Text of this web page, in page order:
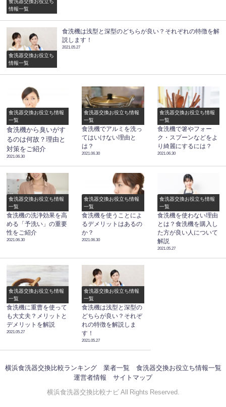
情報一覧
食洗器交換お役立ち
情報一覧
食洗機は浅型と深型のどちらが良い？それぞれの特徴を解
説します！
2021.05.27
食洗器交換お役立ち情報
一覧
食洗機から臭いがす
るのは何故？理由と
対策をご紹介
2021.06.30
食洗器交換お役立ち情報
一覧
食洗機でアルミを洗っ
てはいけない理由と
は？
2021.06.30
食洗器交換お役立ち情報
一覧
食洗機で箸やフォー
ク・スプーンなどをよ
り綺麗にするには？
2021.06.30
食洗器交換お役立ち情報
一覧
食洗機の洗浄効果を高
める「予洗い」の重要
性をご紹介
2021.06.30
食洗器交換お役立ち情報
一覧
食洗機を使うことによ
るデメリットはあるの
か？
2021.06.30
食洗器交換お役立ち情報
一覧
食洗機を使わない理由
とは？食洗機を購入し
た方が良い人について
解説
2021.05.27
食洗器交換お役立ち情報
一覧
食洗機に重曹を使って
も大丈夫？メリットと
デメリットを解説
2021.05.27
食洗器交換お役立ち情報
一覧
食洗機は浅型と深型の
どちらが良い？それぞ
れの特徴を解説しま
す！
2021.05.27
横浜食洗器交換比較ランキング 業者一覧
食洗器交換お役立ち情報一覧
運営者情報
サイトマップ
横浜食洗器交換比較ナビ All Rights Reserved.